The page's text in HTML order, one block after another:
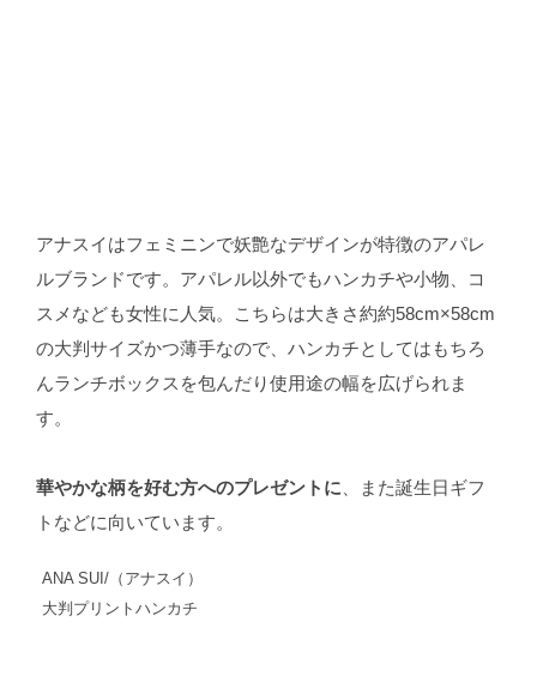
アナスイはフェミニンで妖艶なデザインが特徴のアパレ
ルブランドです。アパレル以外でもハンカチや小物、コ
スメなども女性に人気。こちらは大きさ約約58cm×58cm
の大判サイズかつ薄手なので、ハンカチとしてはもちろ
す。
トなどに向いています。